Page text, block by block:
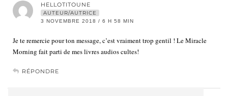
HELLOTITOUNE
AUTEUR/AUTRICE
3 NOVEMBRE 2018 / 6 H 58 MIN
Je te remercie pour ton message, c’est vraiment trop gentil ! Le Miracle
Morning fait parti de mes livres audios cultes!
RÉPONDRE